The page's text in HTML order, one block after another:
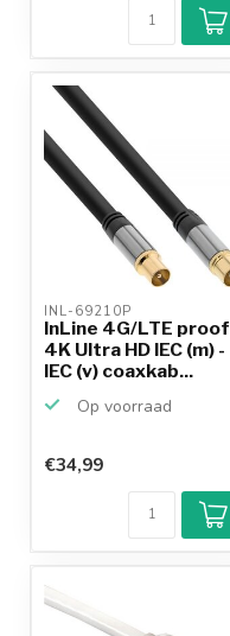
INL-69210P
InLine 4G/LTE proof
4K Ultra HD IEC (m) -
IEC (v) coaxkab...
Op voorraad
€34,99